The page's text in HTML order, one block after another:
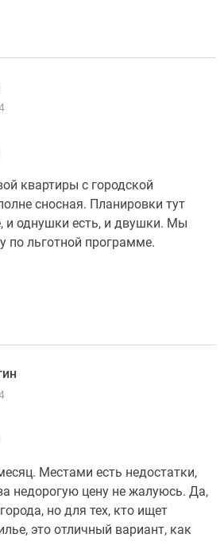
квартиры с городской
сносная. Планировки тут
и однушки есть, и двушки. Мы
по льготной программе.
Местами есть недостатки,
недорогую цену не жалуюсь. Да,
но для тех, кто ищет
это отличный вариант, как